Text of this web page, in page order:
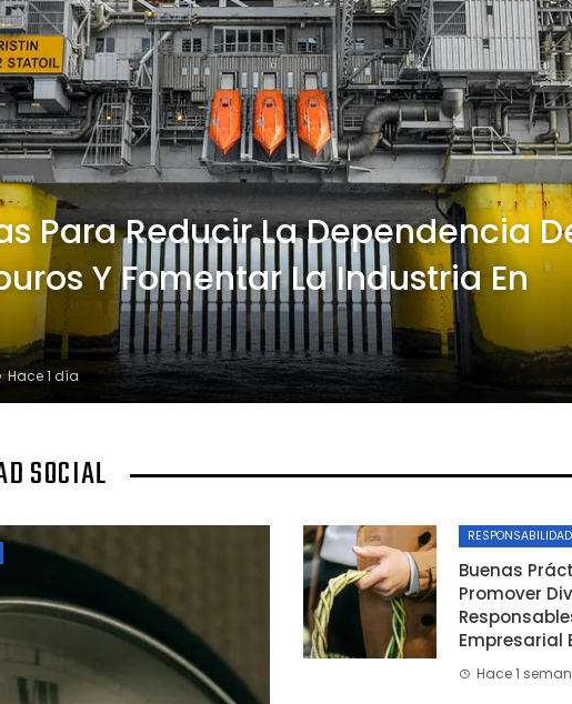
Para Reducir La Dependencia
Y Fomentar La Industria En
Hace 1 día
SOCIAL
Buenas
Promover
Empresarial
Hace 1